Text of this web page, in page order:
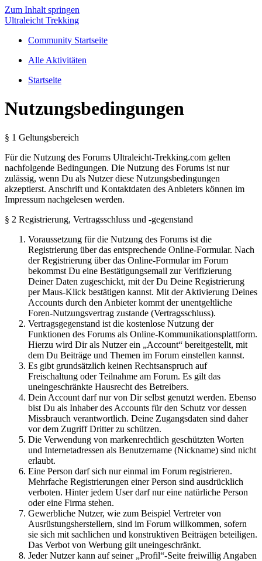
Zum Inhalt springen
Ultraleicht Trekking
Community Startseite
Alle Aktivitäten
Startseite
Nutzungsbedingungen
§ 1 Geltungsbereich
Für die Nutzung des Forums Ultraleicht-Trekking.com gelten
nachfolgende Bedingungen. Die Nutzung des Forums ist nur
zulässig, wenn Du als Nutzer diese Nutzungsbedingungen
akzeptierst. Anschrift und Kontaktdaten des Anbieters können im
Impressum nachgelesen werden.
§ 2 Registrierung, Vertragsschluss und -gegenstand
Voraussetzung für die Nutzung des Forums ist die
Registrierung über das entsprechende Online-Formular. Nach
der Registrierung über das Online-Formular im Forum
bekommst Du eine Bestätigungsemail zur Verifizierung
Deiner Daten zugeschickt, mit der Du Deine Registrierung
per Maus-Klick bestätigen kannst. Mit der Aktivierung Deines
Accounts durch den Anbieter kommt der unentgeltliche
Foren-Nutzungsvertrag zustande (Vertragsschluss).
Vertragsgegenstand ist die kostenlose Nutzung der
Funktionen des Forums als Online-Kommunikationsplattform.
Hierzu wird Dir als Nutzer ein „Account“ bereitgestellt, mit
dem Du Beiträge und Themen im Forum einstellen kannst.
Es gibt grundsätzlich keinen Rechtsanspruch auf
Freischaltung oder Teilnahme am Forum. Es gilt das
uneingeschränkte Hausrecht des Betreibers.
Dein Account darf nur von Dir selbst genutzt werden. Ebenso
bist Du als Inhaber des Accounts für den Schutz vor dessen
Missbrauch verantwortlich. Deine Zugangsdaten sind daher
vor dem Zugriff Dritter zu schützen.
Die Verwendung von markenrechtlich geschützten Worten
und Internetadressen als Benutzername (Nickname) sind nicht
erlaubt.
Eine Person darf sich nur einmal im Forum registrieren.
Mehrfache Registrierungen einer Person sind ausdrücklich
verboten. Hinter jedem User darf nur eine natürliche Person
oder eine Firma stehen.
Gewerbliche Nutzer, wie zum Beispiel Vertreter von
Ausrüstungsherstellern, sind im Forum willkommen, sofern
sie sich mit sachlichen und konstruktiven Beiträgen beteiligen.
Das Verbot von Werbung gilt uneingeschränkt.
Jeder Nutzer kann auf seiner „Profil“-Seite freiwillig Angaben